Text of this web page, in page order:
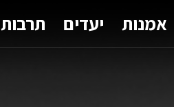
אמנות יעדים תרבות